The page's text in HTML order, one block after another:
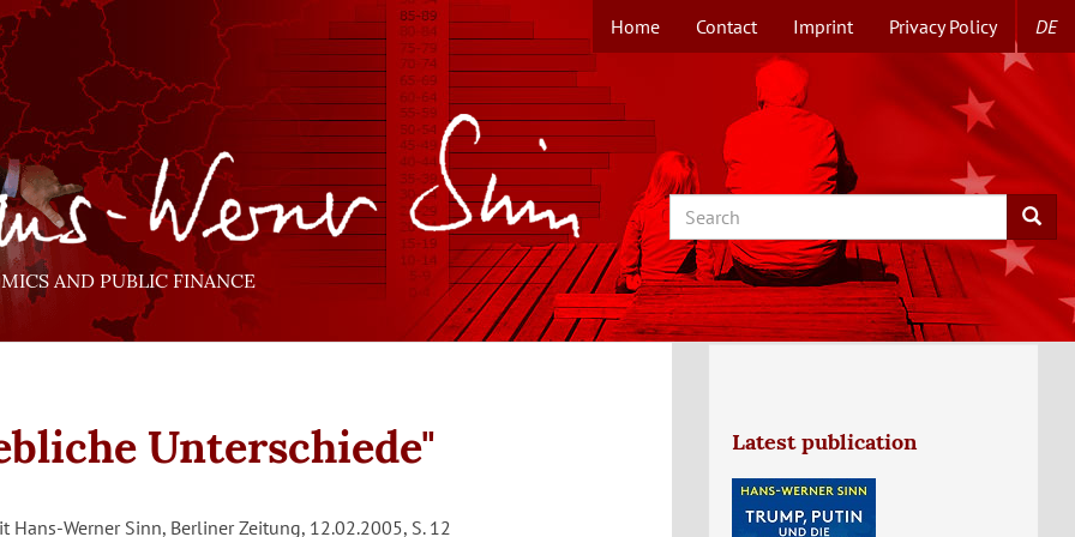
TOPMENUE
EN
Home Contact Imprint Privacy Policy DE
AND PUBLIC FINANCE
Search Search
Unterschiede"
Hans-Werner Sinn, Berliner Zeitung, 12.02.2005, S. 12
Latest publication